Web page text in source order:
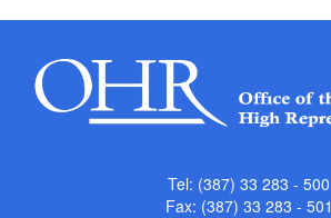
Tel: (387) 33 283 - 500
Fax: (387) 33 283 - 501